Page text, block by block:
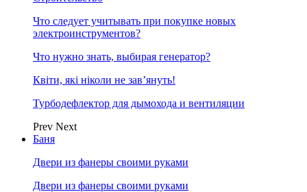
Что следует учитывать при покупке новых
электроинструментов?
Что нужно знать, выбирая генератор?
Квіти, які ніколи не зав’януть!
Турбодефлектор для дымохода и вентиляции
Prev Next
Баня
Двери из фанеры своими руками
Двери из фанеры своими руками